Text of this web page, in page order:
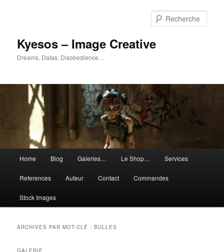
Kyesos – Image Creative
Dreams, Datas, Disobedience…
principal
Home Blog Galeries… Le Shop… Services
References Auteur Contact Commandes
Stock Images
ARCHIVES PAR MOT-CLÉ :BULLES
GALERIE